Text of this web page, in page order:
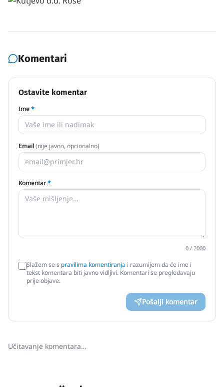
Komentari
Ostavite komentar
Ime*
Email(nije javno, opcionalno)
Komentar*
0 / 2000
Slažem se s pravilima komentiranja i razumijem da će ime i
tekst komentara biti javno vidljivi. Komentari se pregledavaju
prije objave.
Pošalji komentar
Učitavanje komentara…